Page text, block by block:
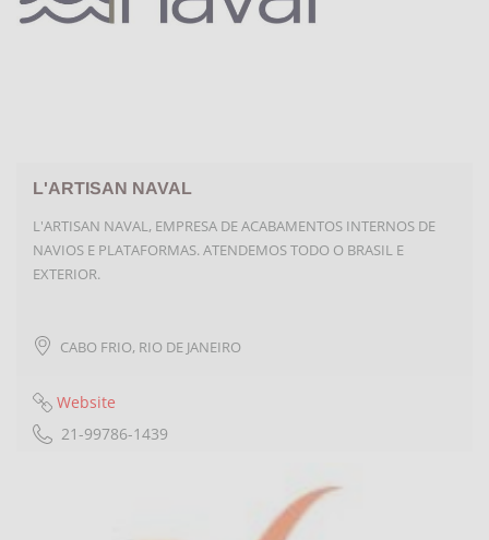
L'ARTISAN NAVAL
L'ARTISAN NAVAL, EMPRESA DE ACABAMENTOS INTERNOS DE
NAVIOS E PLATAFORMAS. ATENDEMOS TODO O BRASIL E
EXTERIOR.
CABO FRIO, RIO DE JANEIRO
Website
21-99786-1439